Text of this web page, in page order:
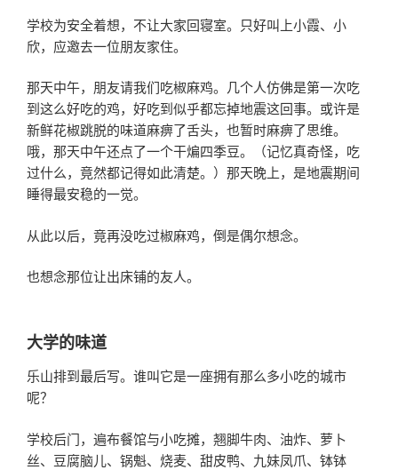
学校为安全着想，不让大家回寝室。只好叫上小霞、小
欣，应邀去一位朋友家住。
那天中午，朋友请我们吃椒麻鸡。几个人仿佛是第一次吃
到这么好吃的鸡，好吃到似乎都忘掉地震这回事。或许是
新鲜花椒跳脱的味道麻痹了舌头，也暂时麻痹了思维。
哦，那天中午还点了一个干煸四季豆。（记忆真奇怪，吃
过什么，竟然都记得如此清楚。）那天晚上，是地震期间
睡得最安稳的一觉。
从此以后，竟再没吃过椒麻鸡，倒是偶尔想念。
也想念那位让出床铺的友人。
大学的味道
乐山排到最后写。谁叫它是一座拥有那么多小吃的城市
呢？
学校后门，遍布餐馆与小吃摊，翘脚牛肉、油炸、萝卜
丝、豆腐脑儿、锅魁、烧麦、甜皮鸭、九妹凤爪、钵钵